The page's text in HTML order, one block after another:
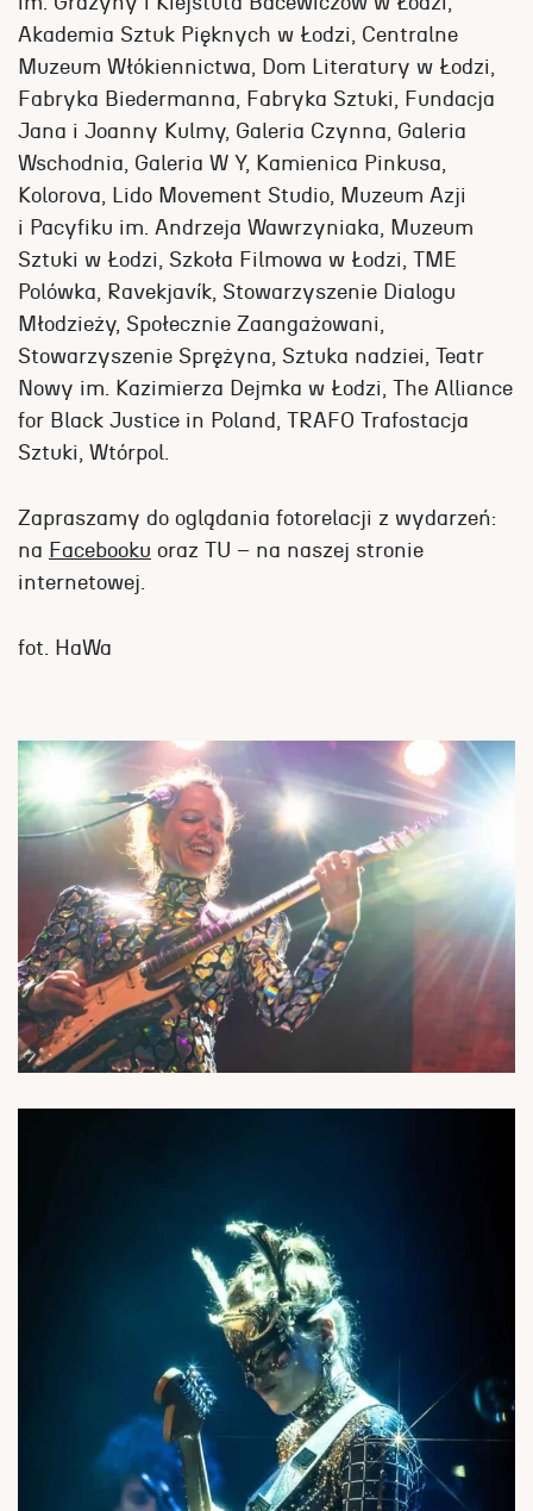
Akademia Sztuk Pięknych w Łodzi, Centralne
Muzeum Włókiennictwa, Dom Literatury w Łodzi,
Fabryka Biedermanna, Fabryka Sztuki, Fundacja
Jana i Joanny Kulmy, Galeria Czynna, Galeria
Wschodnia, Galeria W Y, Kamienica Pinkusa,
Kolorova, Lido Movement Studio, Muzeum Azji
i Pacyfiku im. Andrzeja Wawrzyniaka, Muzeum
Sztuki w Łodzi, Szkoła Filmowa w Łodzi, TME
Polówka, Ravekjavík, Stowarzyszenie Dialogu
Młodzieży, Społecznie Zaangażowani,
Stowarzyszenie Sprężyna, Sztuka nadziei, Teatr
Nowy im. Kazimierza Dejmka w Łodzi, The Alliance
for Black Justice in Poland, TRAFO Trafostacja
Sztuki, Wtórpol.
Zapraszamy do oglądania fotorelacji z wydarzeń:
na Facebooku oraz TU – na naszej stronie
internetowej.
fot. HaWa